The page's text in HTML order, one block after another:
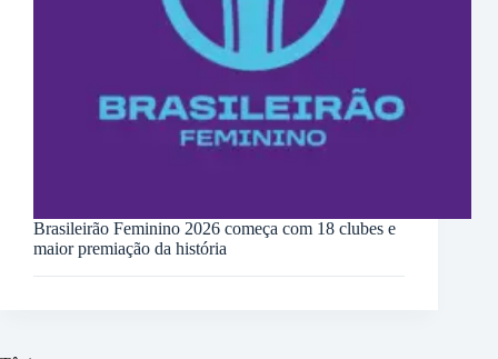
Brasileirão Feminino 2026 começa com 18 clubes e
maior premiação da história